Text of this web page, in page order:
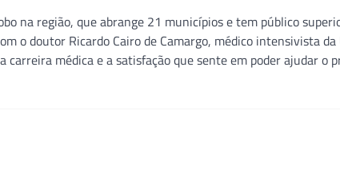
na região, que abrange 21 municípios e tem público
o doutor Ricardo Cairo de Camargo, médico intensivista
carreira médica e a satisfação que sente em poder ajudar o